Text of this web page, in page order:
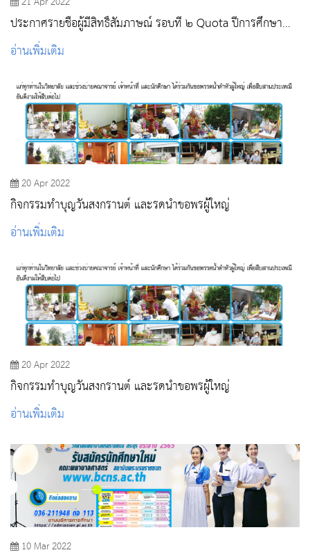
ประกาศรายชื่อผู้มีสิทธิ์สัมภาษณ์ รอบที่ ๒ Quota ปีการศึกษา
๒๕๖๕
อ่านเพิ่มเติม
20 Apr 2022
กิจกรรมทําบุญวันสงกรานต์ และรดน้ำขอพรผู้ใหญ่
อ่านเพิ่มเติม
20 Apr 2022
กิจกรรมทําบุญวันสงกรานต์ และรดน้ำขอพรผู้ใหญ่
อ่านเพิ่มเติม
10 Mar 2022